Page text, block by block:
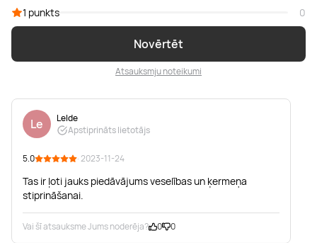
Novērtēt
Atsauksmju noteikumi
1 punkts
0
Le
Lelde
Apstiprināts lietotājs
5.0 · 2023-11-24
Tas ir ļoti jauks piedāvājums veselības un ķermeņa
stiprināšanai.
Vai šī atsauksme Jums noderēja? 0 0